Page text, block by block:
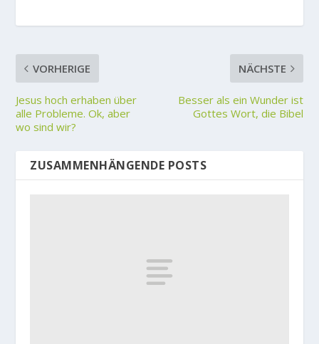
VORHERIGE
Jesus hoch erhaben über
alle Probleme. Ok, aber
wo sind wir?
NÄCHSTE
Besser als ein Wunder ist
Gottes Wort, die Bibel
ZUSAMMENHÄNGENDE POSTS